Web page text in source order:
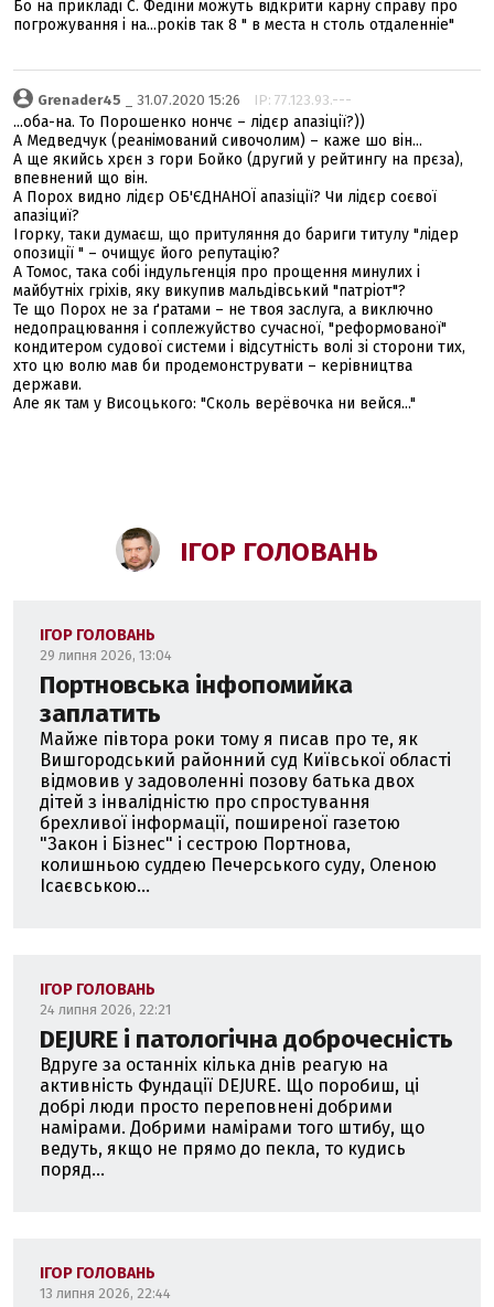
Бо на прикладі С. Федіни можуть відкрити карну справу про
погрожування і на...років так 8 " в места н столь отдаленніе"
Grenader45 _ 31.07.2020 15:26 IP: 77.123.93.---
...оба-на. То Порошенко нончє – лідєр апазіції?))
А Медведчук (реанімований сивочолим) – каже шо він...
А ще якийсь хрєн з гори Бойко (другий у рейтингу на прєза),
впевнений що він.
А Порох видно лідєр ОБ'ЄДНАНОЇ апазіції? Чи лідєр соєвої
апазіциї?
Ігорку, таки думаєш, що притуляння до бариги титулу "лідер
опозиції " – очищує його репутацію?
А Томос, така собі індульгенція про прощення минулих і
майбутніх гріхів, яку викупив мальдівський "патріот"?
Те що Порох не за ґратами – не твоя заслуга, а виключно
недопрацювання і соплежуйство сучасної, "реформованої"
кондитером судової системи і відсутність волі зі сторони тих,
хто цю волю мав би продемонструвати – керівництва
держави.
Але як там у Висоцького: "Сколь верёвочка ни вейся..."
ІГОР ГОЛОВАНЬ
ІГОР ГОЛОВАНЬ
29 липня 2026, 13:04
Портновська інфопомийка
заплатить
Майже півтора роки тому я писав про те, як
Вишгородський районний суд Київської області
відмовив у задоволенні позову батька двох
дітей з інвалідністю про спростування
брехливої інформації, поширеної газетою
"Закон і Бізнес" і сестрою Портнова,
колишньою суддею Печерського суду, Оленою
Ісаєвською...
ІГОР ГОЛОВАНЬ
24 липня 2026, 22:21
DEJURE і патологічна доброчесність
Вдруге за останніх кілька днів реагую на
активність Фундації DEJURE. Що поробиш, ці
добрі люди просто переповнені добрими
намірами. Добрими намірами того штибу, що
ведуть, якщо не прямо до пекла, то кудись
поряд...
ІГОР ГОЛОВАНЬ
13 липня 2026, 22:44